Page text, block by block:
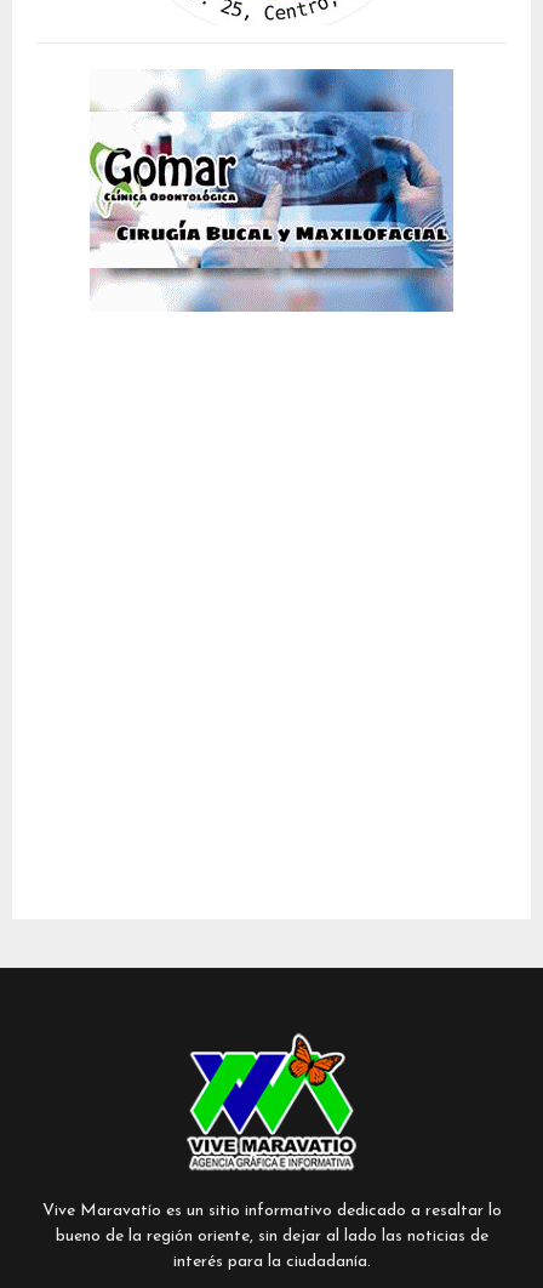
Vive Maravatío es un sitio informativo dedicado a resaltar lo
bueno de la región oriente, sin dejar al lado las noticias de
interés para la ciudadanía.